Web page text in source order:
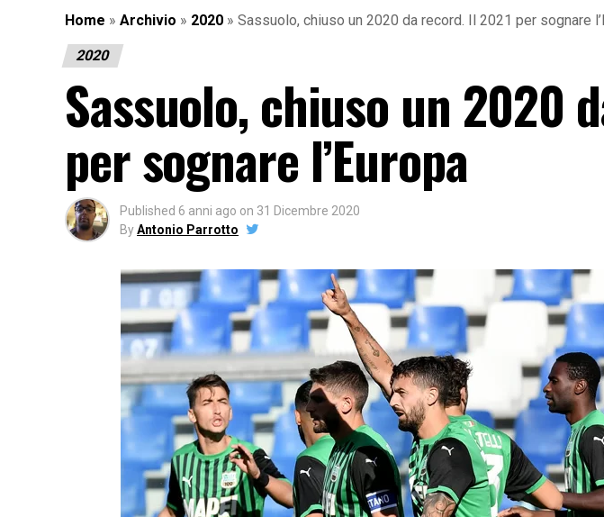
Home » Archivio » 2020 » Sassuolo, chiuso un 2020 da record. Il 2021 per sognare
2020
Sassuolo, chiuso un 2020
per sognare l’Europa
Published 6 anni ago on 31 Dicembre 2020
ByAntonio Parrotto